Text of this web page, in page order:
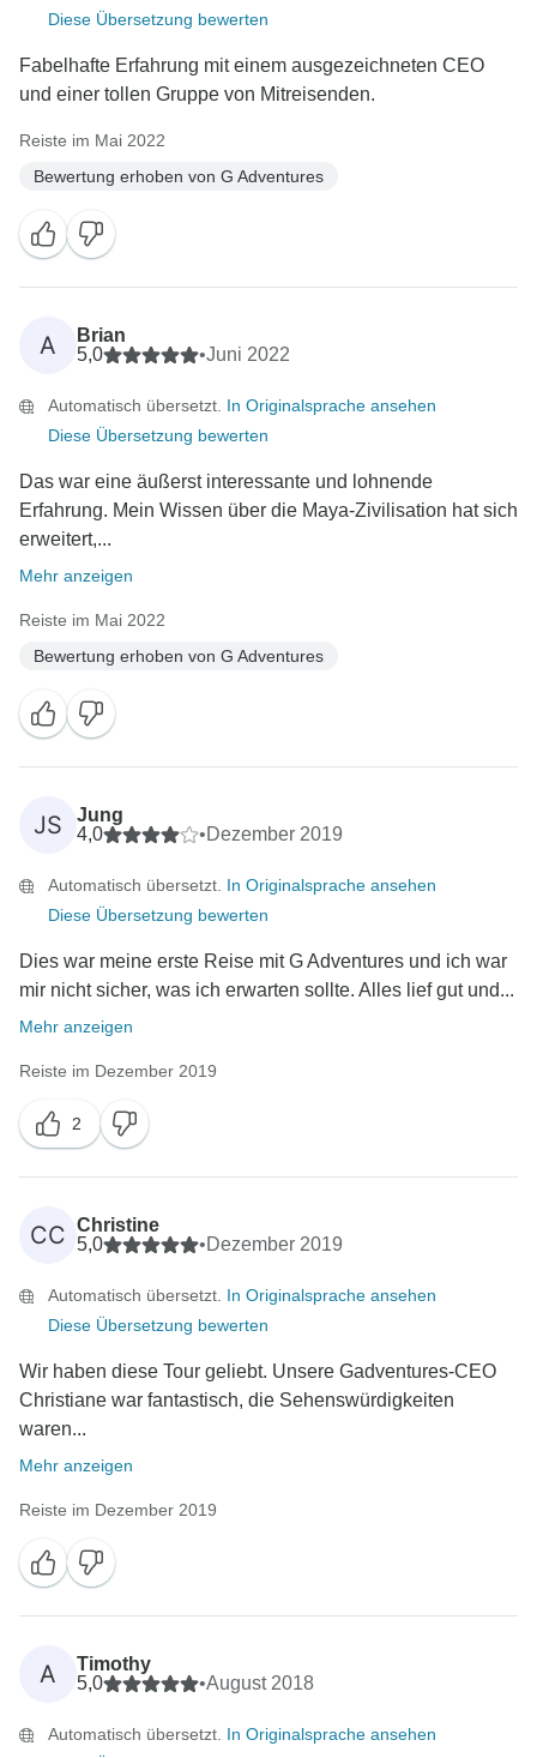
Diese Übersetzung bewerten
Fabelhafte Erfahrung mit einem ausgezeichneten CEO
und einer tollen Gruppe von Mitreisenden.
Reiste im Mai 2022
Bewertung erhoben von G Adventures
A
Brian
5,0
•Juni 2022
Automatisch übersetzt. In Originalsprache ansehen
Diese Übersetzung bewerten
Das war eine äußerst interessante und lohnende
Erfahrung. Mein Wissen über die Maya-Zivilisation hat sich
erweitert,...
Mehr anzeigen
Reiste im Mai 2022
Bewertung erhoben von G Adventures
JS
Jung
4,0
•Dezember 2019
Automatisch übersetzt. In Originalsprache ansehen
Diese Übersetzung bewerten
Dies war meine erste Reise mit G Adventures und ich war
mir nicht sicher, was ich erwarten sollte. Alles lief gut und...
Mehr anzeigen
Reiste im Dezember 2019
2
CC Christine
5,0
•Dezember 2019
Automatisch übersetzt. In Originalsprache ansehen
Diese Übersetzung bewerten
Wir haben diese Tour geliebt. Unsere Gadventures-CEO
Christiane war fantastisch, die Sehenswürdigkeiten
waren...
Mehr anzeigen
Reiste im Dezember 2019
A
Timothy
5,0
•August 2018
Automatisch übersetzt. In Originalsprache ansehen